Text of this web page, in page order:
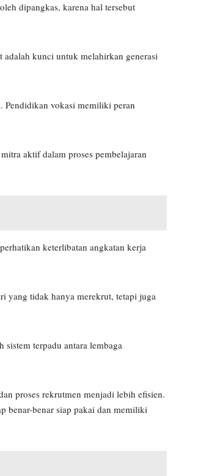
dipangkas, karena hal tersebut
adalah kunci untuk melahirkan generasi
Pendidikan vokasi memiliki peran
aktif dalam proses pembelajaran
keterlibatan angkatan kerja
yang tidak hanya merekrut, tetapi juga
terpadu antara lembaga
proses rekrutmen menjadi lebih efisien.
benar-benar siap pakai dan memiliki